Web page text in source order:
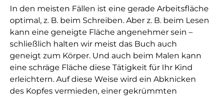
In den meisten Fällen ist eine gerade Arbeitsfläche
optimal, z. B. beim Schreiben. Aber z. B. beim Lesen
kann eine geneigte Fläche angenehmer sein –
schließlich halten wir meist das Buch auch
geneigt zum Körper. Und auch beim Malen kann
eine schräge Fläche diese Tätigkeit für Ihr Kind
erleichtern. Auf diese Weise wird ein Abknicken
des Kopfes vermieden, einer gekrümmten